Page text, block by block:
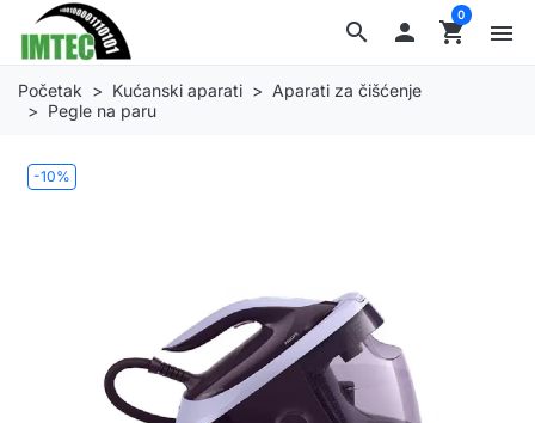
search  shopping_cart
0
menu
Početak Kućanski aparati
Aparati za čišćenje
Pegle na paru
-10%